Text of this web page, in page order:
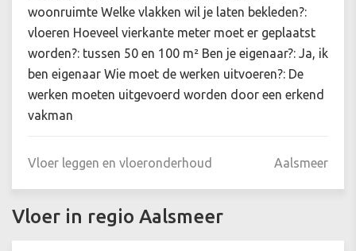
woonruimte Welke vlakken wil je laten bekleden?:
vloeren Hoeveel vierkante meter moet er geplaatst
worden?: tussen 50 en 100 m² Ben je eigenaar?: Ja, ik
ben eigenaar Wie moet de werken uitvoeren?: De
werken moeten uitgevoerd worden door een erkend
vakman
Vloer leggen en vloeronderhoud Aalsmeer
Vloer in regio Aalsmeer